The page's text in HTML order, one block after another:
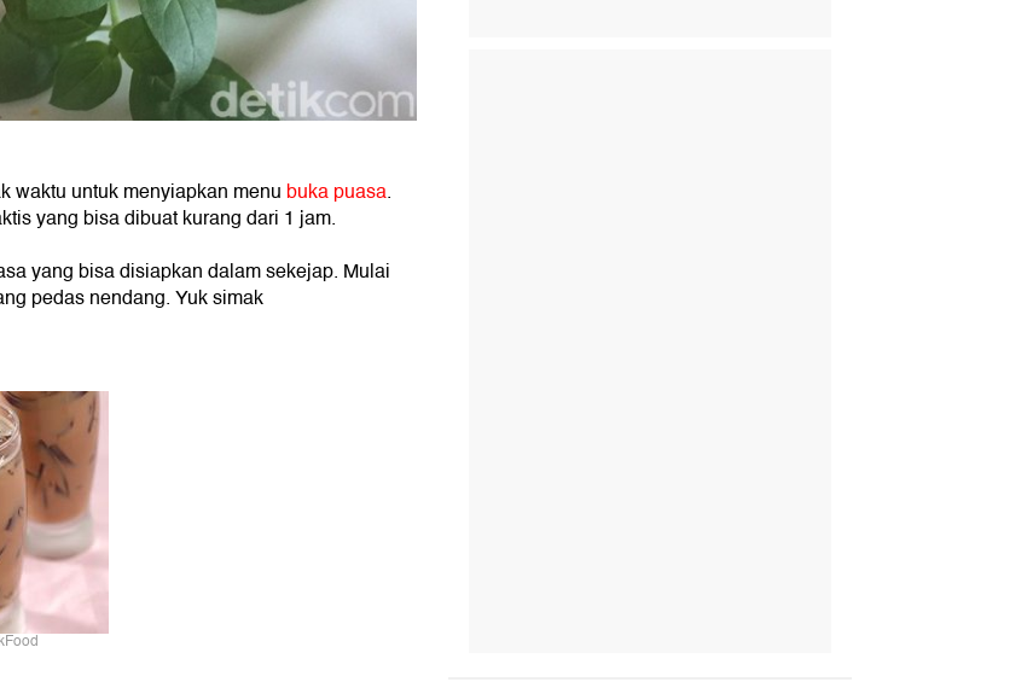
waktu untuk menyiapkan menu buka puasa.
yang bisa dibuat kurang dari 1 jam.
yang bisa disiapkan dalam sekejap. Mulai
pedas nendang. Yuk simak